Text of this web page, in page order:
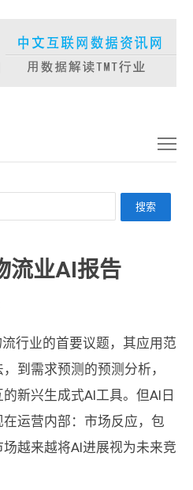
流业AI报告
行业的首要议题，其应用范
到需求预测的预测分析，
新兴生成式AI工具。但AI日
运营内部：市场反应，包
越来越将AI进展视为未来竞